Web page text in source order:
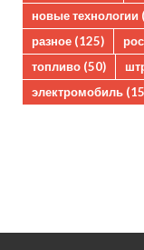
новые технологии
разное (125)
топливо (50)
электромобиль